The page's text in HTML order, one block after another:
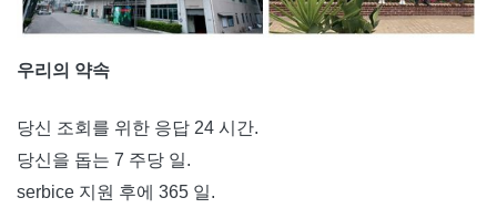
우리의 약속
당신 조회를 위한 응답 24 시간.
당신을 돕는 7 주당 일.
serbice 지원 후에 365 일.